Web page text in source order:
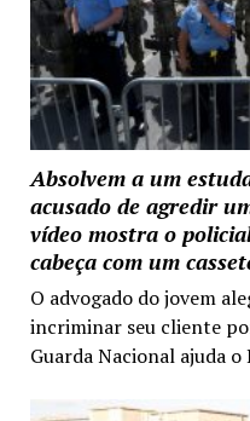
Absolvem a um
acusado de agredir
vídeo mostra o
cabeça com um
O advogado do jovem
incriminar seu cliente
Guarda Nacional ajuda